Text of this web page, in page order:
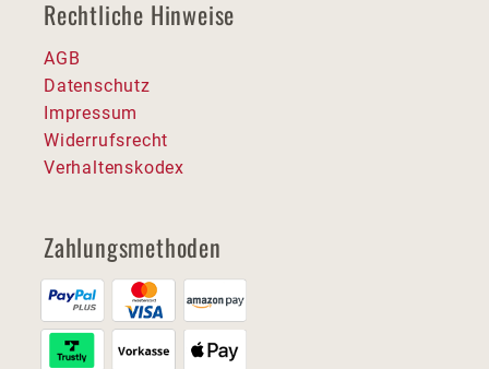
Rechtliche Hinweise
AGB
Datenschutz
Impressum
Widerrufsrecht
Verhaltenskodex
Zahlungsmethoden